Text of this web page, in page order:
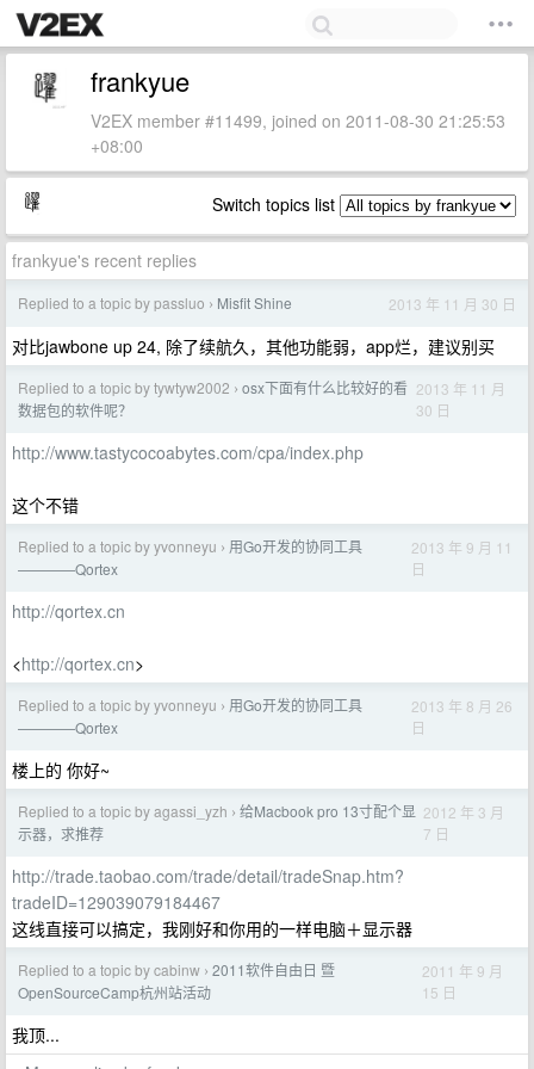
frankyue
V2EX member #11499, joined on 2011-08-30 21:25:53
+08:00
Switch topics list
frankyue's recent replies
Replied to a topic by passluo › Misfit Shine 2013 年 11 月 30 日
对比jawbone up 24, 除了续航久，其他功能弱，app烂，建议别买
Replied to a topic by tywtyw2002 › osx下面有什么比较好的看
数据包的软件呢？
2013 年 11 月
30 日
http://www.tastycocoabytes.com/cpa/index.php
这个不错
Replied to a topic by yvonneyu › 用Go开发的协同工具
————Qortex
2013 年 9 月 11
日
http://qortex.cn
<http://qortex.cn>
Replied to a topic by yvonneyu › 用Go开发的协同工具
————Qortex
2013 年 8 月 26
日
楼上的 你好~
Replied to a topic by agassi_yzh › 给Macbook pro 13寸配个显
示器，求推荐
2012 年 3 月
7 日
http://trade.taobao.com/trade/detail/tradeSnap.htm?
tradeID=129039079184467
这线直接可以搞定，我刚好和你用的一样电脑＋显示器
Replied to a topic by cabinw › 2011软件自由日 暨
OpenSourceCamp杭州站活动
2011 年 9 月
15 日
我顶...